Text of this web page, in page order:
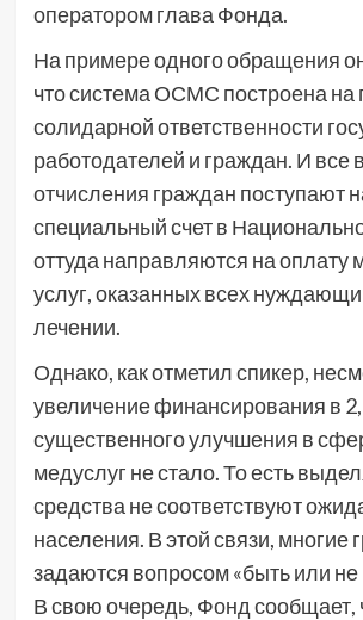
оператором глава Фонда.
На примере одного обращения
что система ОСМС построена на
солидарной ответственности
работодателей и граждан. И все
отчисления граждан поступают
специальный счет в
оттуда направляются на оплату
услуг, оказанных всех
лечении.
Однако, как отметил спикер,
увеличение финансирования в
существенного улучшения в
медуслуг не стало. То есть
средства не соответствуют
населения. В этой связи, многие
задаются вопросом «быть или
В свою очередь, Фонд сообщает,